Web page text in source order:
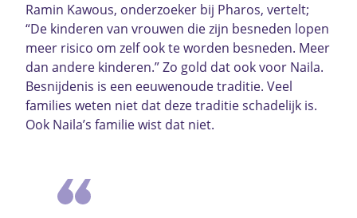
Ramin Kawous, onderzoeker bij Pharos, vertelt;
“De kinderen van vrouwen die zijn besneden lopen
meer risico om zelf ook te worden besneden. Meer
dan andere kinderen.” Zo gold dat ook voor Naila.
Besnijdenis is een eeuwenoude traditie. Veel
families weten niet dat deze traditie schadelijk is.
Ook Naila’s familie wist dat niet.